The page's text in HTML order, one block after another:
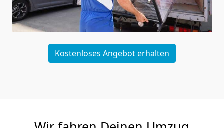
Kostenloses Angebot erhalten